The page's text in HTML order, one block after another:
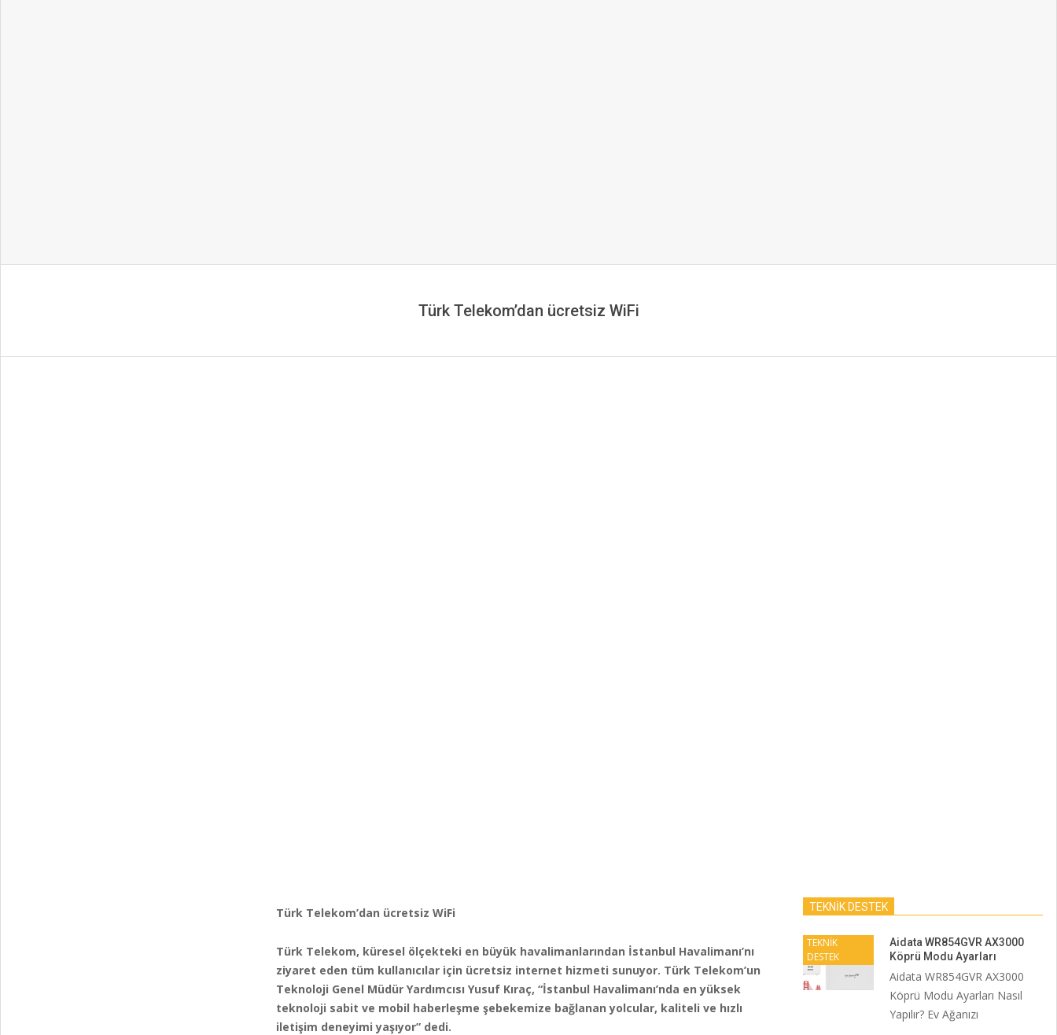
Türk Telekom’dan ücretsiz WiFi
Türk Telekom’dan ücretsiz WiFi
Türk Telekom, küresel ölçekteki en büyük havalimanlarından İstanbul Havalimanı’nı
ziyaret eden tüm kullanıcılar için ücretsiz internet hizmeti sunuyor. Türk Telekom’un
Teknoloji Genel Müdür Yardımcısı Yusuf Kıraç, “İstanbul Havalimanı’nda en yüksek
teknoloji sabit ve mobil haberleşme şebekemize bağlanan yolcular, kaliteli ve hızlı
iletişim deneyimi yaşıyor” dedi.
TEKNİK DESTEK
TEKNİK
DESTEK
Aidata WR854GVR AX3000
Köprü Modu Ayarları
Aidata WR854GVR AX3000
Köprü Modu Ayarları Nasıl
Yapılır? Ev Ağanızı